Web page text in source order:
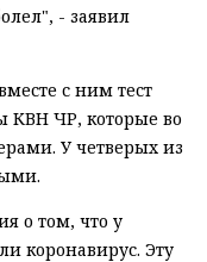
- заявил
с ним тест
КВН ЧР, которые во
У четверых из
о том, что у
коронавирус. Эту